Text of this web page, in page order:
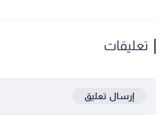
تعليقات
إرسال تعليق